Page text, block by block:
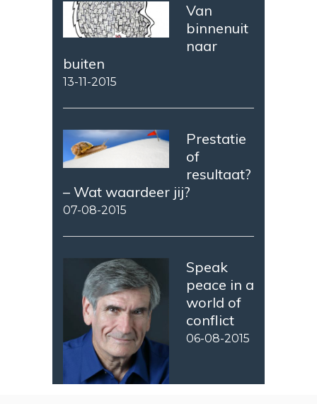
Van
binnenuit
naar
buiten
13-11-2015
Prestatie
of
resultaat?
– Wat waardeer jij?
07-08-2015
Speak
peace in a
world of
conflict
06-08-2015